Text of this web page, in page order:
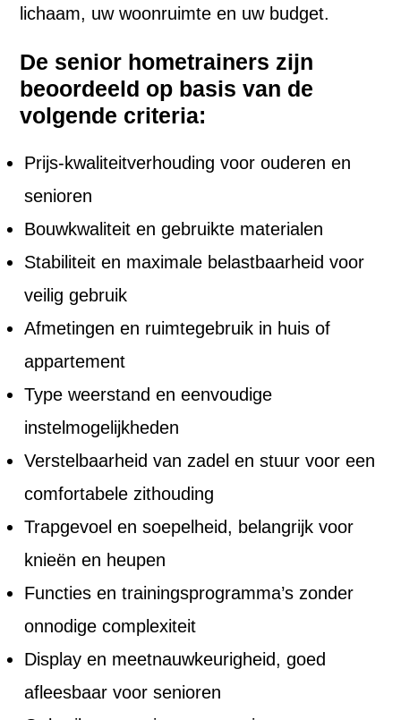
lichaam, uw woonruimte en uw budget.
De senior hometrainers zijn
beoordeeld op basis van de
volgende criteria:
Prijs-kwaliteitverhouding voor ouderen en
senioren
Bouwkwaliteit en gebruikte materialen
Stabiliteit en maximale belastbaarheid voor
veilig gebruik
Afmetingen en ruimtegebruik in huis of
appartement
Type weerstand en eenvoudige
instelmogelijkheden
Verstelbaarheid van zadel en stuur voor een
comfortabele zithouding
Trapgevoel en soepelheid, belangrijk voor
knieën en heupen
Functies en trainingsprogramma’s zonder
onnodige complexiteit
Display en meetnauwkeurigheid, goed
afleesbaar voor senioren